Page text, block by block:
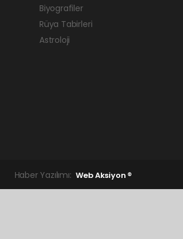
Biyografiler
Rüya Tabirleri
Astroloji
Haber Yazılımı: Web Aksiyon ®